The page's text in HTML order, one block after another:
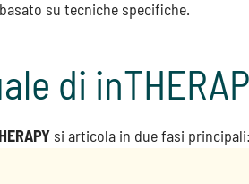
su tecniche specifiche.
di
si articola in due fasi principali: